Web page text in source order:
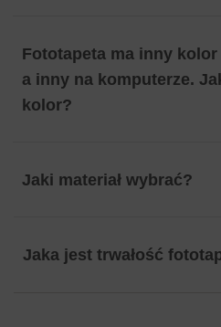
Fototapeta ma inny
a inny na komputerze.
kolor?
Jaki materiał wybrać?
Jaka jest trwałość